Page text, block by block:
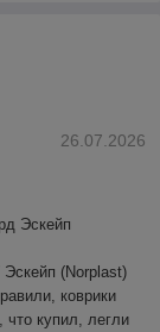
26.07.2026
Эскейп
Эскейп (Norplast)
коврики
купил, легли